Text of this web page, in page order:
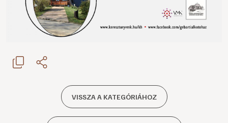
VISSZA A KATEGÓRIÁHOZ